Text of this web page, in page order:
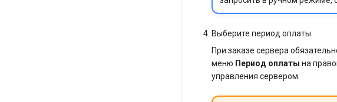
Выберите период оплаты
При заказе сервера
меню Период оплаты на
управления сервером.